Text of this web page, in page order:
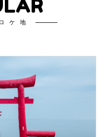
ケ地